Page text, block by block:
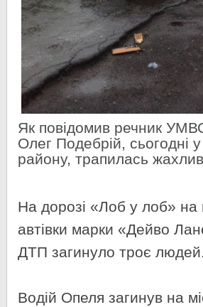
Як повідомив речник
Олег Подебрій, сьогодні
району, трапилась
На дорозі «Лоб у лоб» на
автівки марки «Дейво
ДТП загинуло троє людей.
Водій Опеля загинув на